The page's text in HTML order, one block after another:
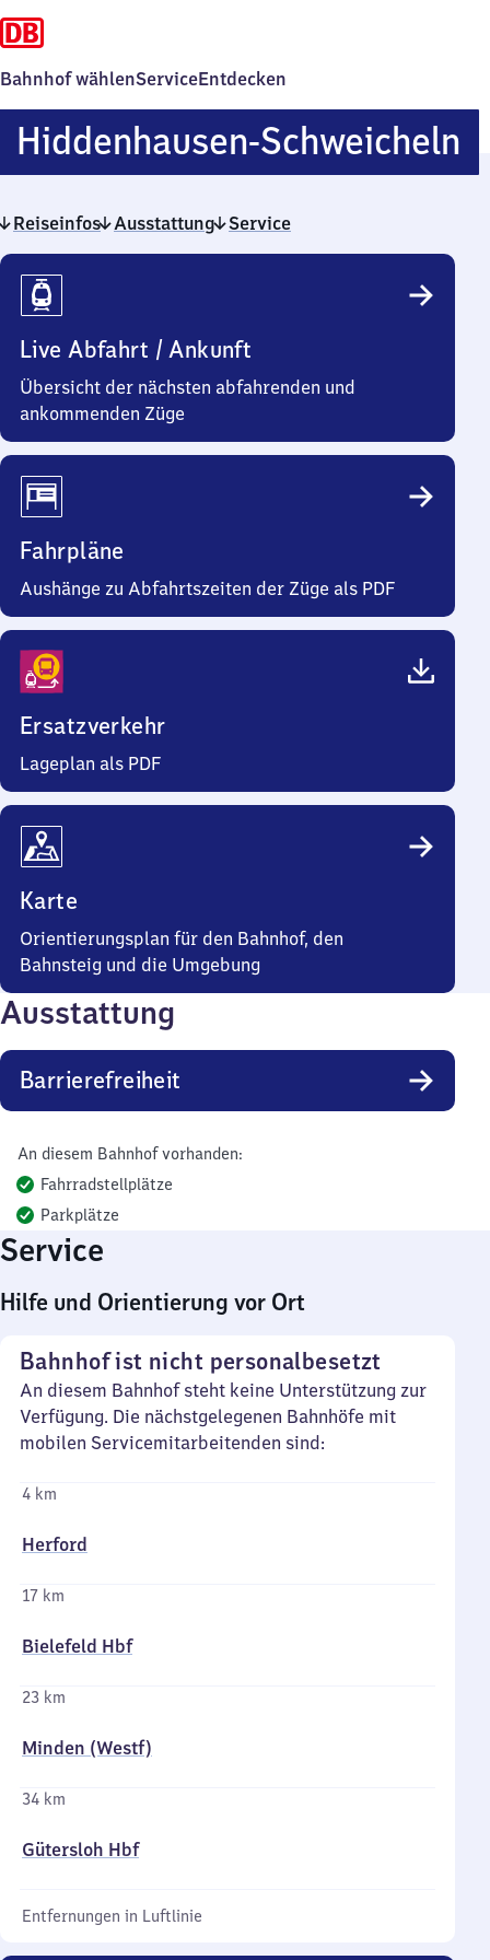
Bahnhof wählenServiceEntdecken
Hiddenhausen-Schweicheln
Reiseinfos Ausstattung Service
Reiseinfos
Live Abfahrt / Ankunft
Übersicht der nächsten abfahrenden und
ankommenden Züge
Fahrpläne
Aushänge zu Abfahrtszeiten der Züge als PDF
Ersatzverkehr
Lageplan als PDF
Karte
Orientierungsplan für den Bahnhof, den
Bahnsteig und die Umgebung
Ausstattung
Barrierefreiheit
An diesem Bahnhof vorhanden:
Fahrradstellplätze
Parkplätze
Service
Hilfe und Orientierung vor Ort
Bahnhof ist nicht personalbesetzt
An diesem Bahnhof steht keine Unterstützung zur
Verfügung. Die nächstgelegenen Bahnhöfe mit
mobilen Servicemitarbeitenden sind:
4 km
Herford
17 km
Bielefeld Hbf
23 km
Minden (Westf)
34 km
Gütersloh Hbf
Entfernungen in Luftlinie